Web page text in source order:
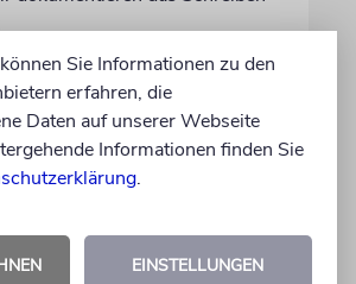
Sie Informationen zu den
erfahren, die
Daten auf unserer Webseite
Informationen finden Sie
.
EINSTELLUNGEN